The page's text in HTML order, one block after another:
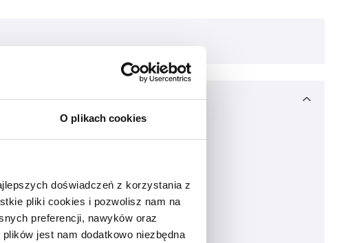
O plikach cookies
doświadczeń z korzystania z
pliki cookies i pozwolisz nam na
preferencji, nawyków oraz
jest nam dodatkowo niezbędna